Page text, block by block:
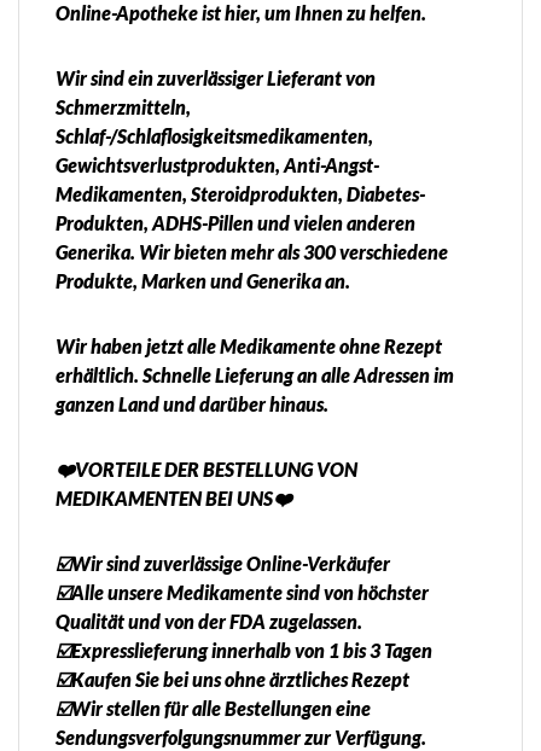
Online-Apotheke ist hier, um Ihnen zu helfen.
Wir sind ein zuverlässiger Lieferant von
Schmerzmitteln,
Schlaf-/Schlaflosigkeitsmedikamenten,
Gewichtsverlustprodukten, Anti-Angst-
Medikamenten, Steroidprodukten, Diabetes-
Produkten, ADHS-Pillen und vielen anderen
Generika. Wir bieten mehr als 300 verschiedene
Produkte, Marken und Generika an.
Wir haben jetzt alle Medikamente ohne Rezept
erhältlich. Schnelle Lieferung an alle Adressen im
ganzen Land und darüber hinaus.
❤️VORTEILE DER BESTELLUNG VON
MEDIKAMENTEN BEI UNS❤️
☑️Wir sind zuverlässige Online-Verkäufer
☑️Alle unsere Medikamente sind von höchster
Qualität und von der FDA zugelassen.
☑️Expresslieferung innerhalb von 1 bis 3 Tagen
☑️Kaufen Sie bei uns ohne ärztliches Rezept
☑️Wir stellen für alle Bestellungen eine
Sendungsverfolgungsnummer zur Verfügung.